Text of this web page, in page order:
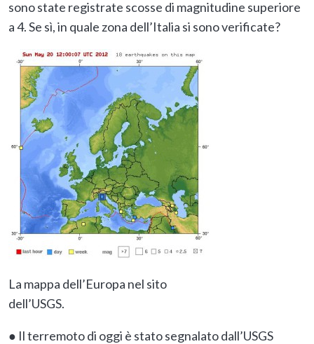
sono state registrate scosse di magnitudine superiore
a 4. Se sì, in quale zona dell’Italia si sono verificate?
La mappa dell’Europa nel sito
dell’USGS.
● Il terremoto di oggi è stato segnalato dall’USGS